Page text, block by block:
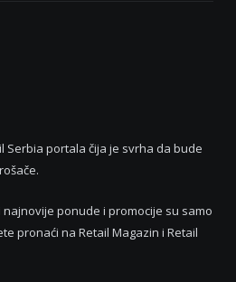
Serbia portala čija je svrha da bude
ponude i promocije su samo
pronaći na Retail Magazin i Retail